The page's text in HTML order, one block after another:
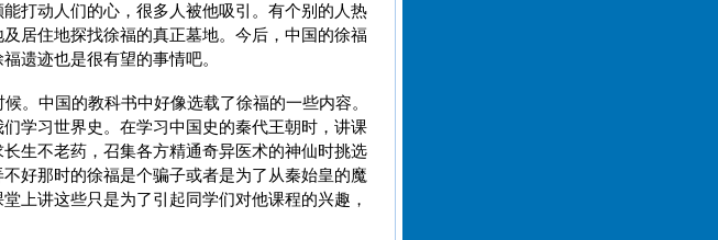
打动人们的心，很多人被他吸引。有个别的人热
居住地探找徐福的真正墓地。今后，中国的徐福
遗迹也是很有望的事情吧。
。中国的教科书中好像选载了徐福的一些内容。
学习世界史。在学习中国史的秦代王朝时，讲课
生不老药，召集各方精通奇异医术的神仙时挑选
好那时的徐福是个骗子或者是为了从秦始皇的魔
上讲这些只是为了引起同学们对他课程的兴趣，